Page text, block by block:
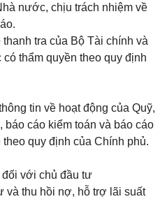
nước, chịu trách nhiệm về
tra của Bộ Tài chính và
thẩm quyền theo quy định
tin về hoạt động của Quỹ,
báo cáo kiểm toán và báo cáo
quy định của Chính phủ.
đối với chủ đầu tư
và thu hồi nợ, hỗ trợ lãi suất